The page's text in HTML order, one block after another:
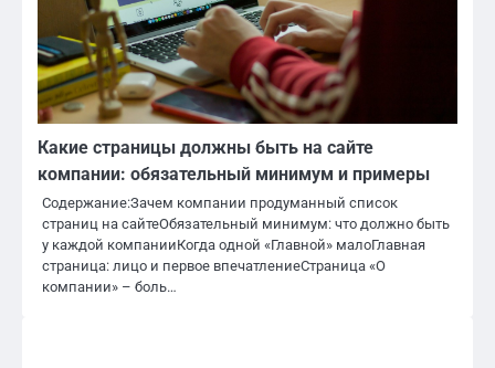
Какие страницы должны быть на сайте
компании: обязательный минимум и примеры
Содержание:Зачем компании продуманный список
страниц на сайтеОбязательный минимум: что должно быть
у каждой компанииКогда одной «Главной» малоГлавная
страница: лицо и первое впечатлениеСтраница «О
компании» – боль…